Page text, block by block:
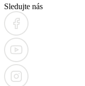
Sledujte nás